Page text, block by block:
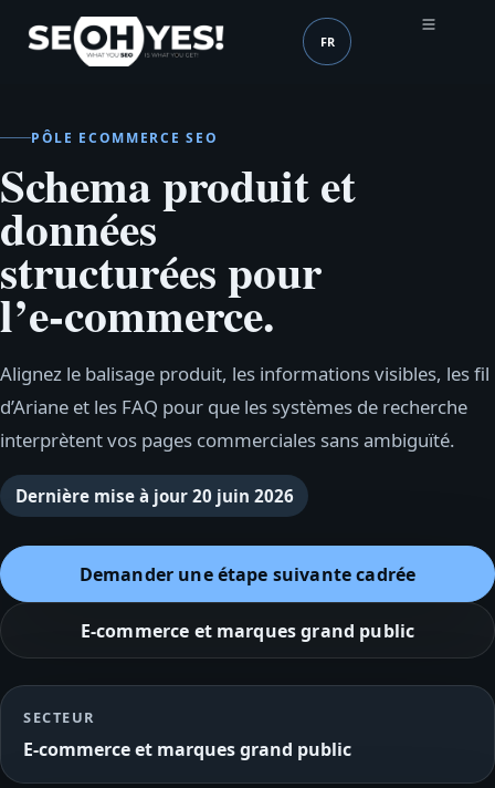
SEOH Langue (mobile
FR
PÔLE ECOMMERCE SEO
Schema produit et
données
structurées pour
l’e‑commerce.
Alignez le balisage produit, les informations visibles, les fil
d’Ariane et les FAQ pour que les systèmes de recherche
interprètent vos pages commerciales sans ambiguïté.
Dernière mise à jour 20 juin 2026
Demander une étape suivante cadrée
E-commerce et marques grand public
SECTEUR
E-commerce et marques grand public